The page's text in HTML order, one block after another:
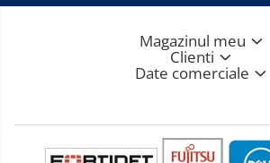
Magazinul meu
Clienti
Date comerciale